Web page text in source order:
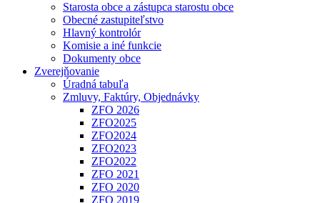
Starosta obce a zástupca starostu obce
Obecné zastupiteľstvo
Hlavný kontrolór
Komisie a iné funkcie
Dokumenty obce
Zverejňovanie
Úradná tabuľa
Zmluvy, Faktúry, Objednávky
ZFO 2026
ZFO2025
ZFO2024
ZFO2023
ZFO2022
ZFO 2021
ZFO 2020
ZFO 2019